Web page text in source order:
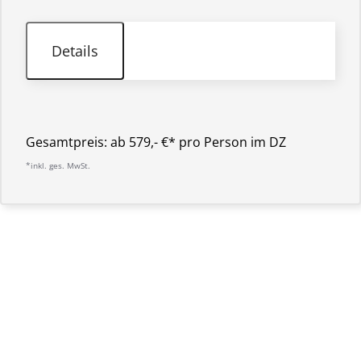
Details
Gesamtpreis: ab 579,- €* pro Person im DZ
*inkl. ges. MwSt.